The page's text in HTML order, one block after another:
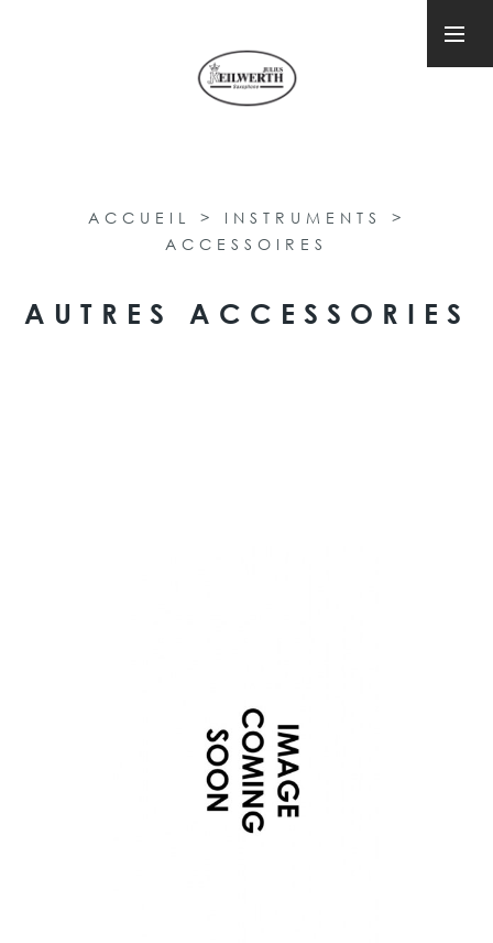
ACCUEIL > INSTRUMENTS
>
ACCESSOIRES
AUTRES ACCESSORIES